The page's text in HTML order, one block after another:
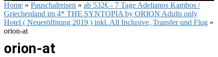
Home » Pauschalreisen » ab 532€ - 7 Tage Adelianos Kambos /
Griechenland im 4* THE SYNTOPIA by ORION Adults only
Hotel ( Neueröffnung 2019 ) inkl. All Inclusive, Transfer und Flug »
orion-at
orion-at